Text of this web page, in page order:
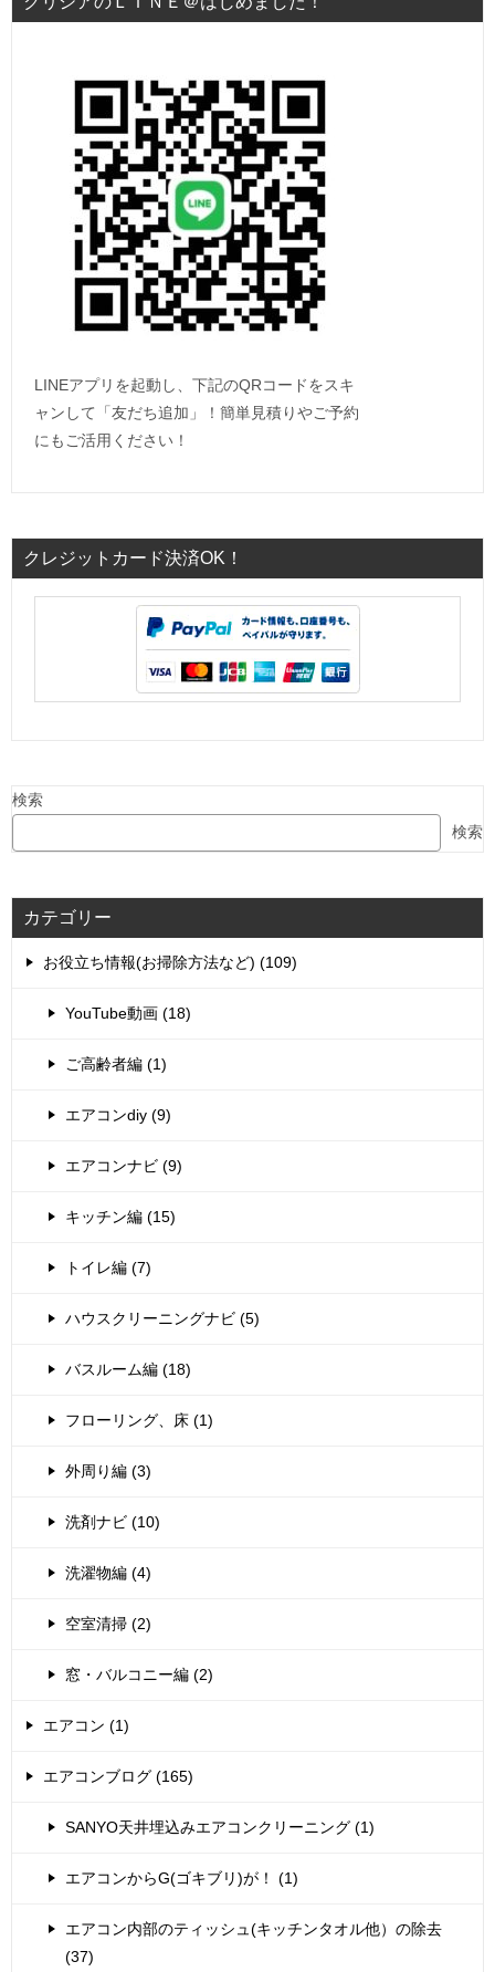
LINEアプリを起動し、下記のQRコードをスキ
ャンして「友だち追加」！簡単見積りやご予約
にもご活用ください！
クレジットカード決済OK！
検索
検索
カテゴリー
お役立ち情報(お掃除方法など) (109)
YouTube動画 (18)
ご高齢者編 (1)
エアコンdiy (9)
エアコンナビ (9)
キッチン編 (15)
トイレ編 (7)
ハウスクリーニングナビ (5)
バスルーム編 (18)
フローリング、床 (1)
外周り編 (3)
洗剤ナビ (10)
洗濯物編 (4)
空室清掃 (2)
窓・バルコニー編 (2)
エアコン (1)
エアコンブログ (165)
SANYO天井埋込みエアコンクリーニング (1)
エアコンからG(ゴキブリ)が！ (1)
エアコン内部のティッシュ(キッチンタオル他）の除去
(37)